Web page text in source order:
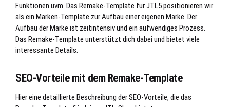
Funktionen uvm. Das Remake-Template für JTL5 positionieren wir
als ein Marken-Template zur Aufbau einer eigenen Marke. Der
Aufbau der Marke ist zeitintensiv und ein aufwendiges Prozess.
Das Remake-Template unterstützt dich dabei und bietet viele
interessante Details.
SEO-Vorteile mit dem Remake-Template
Hier eine detaillierte Beschreibung der SEO-Vorteile, die das